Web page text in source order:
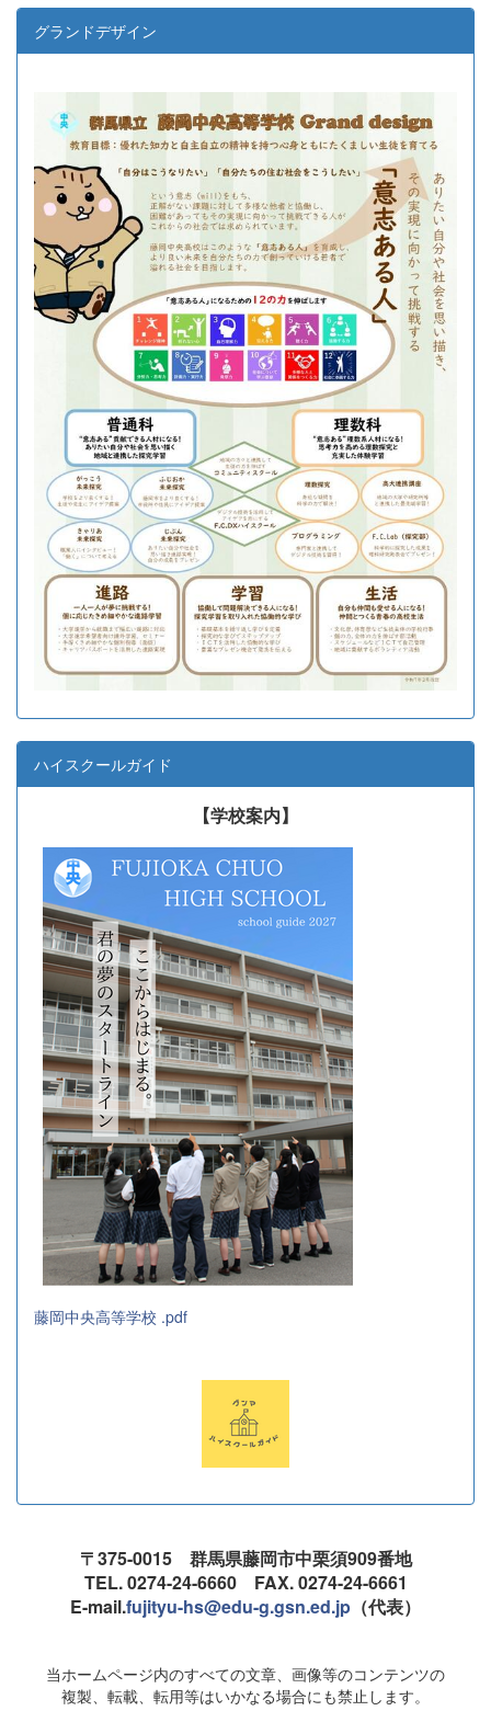
グランドデザイン
ハイスクールガイド
【学校案内】
藤岡中央高等学校 .pdf
〒375-0015 群馬県藤岡市中栗須909番地
TEL. 0274-24-6660 FAX. 0274-24-6661
E-mail.fujityu-hs@edu-g.gsn.ed.jp （代表）
当ホームページ内のすべての文章、画像等のコンテンツの
複製、転載、転用等はいかなる場合にも禁止します。